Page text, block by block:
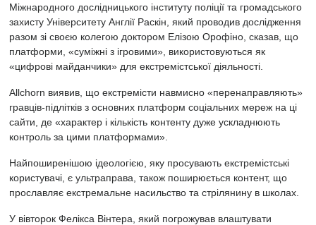
Міжнародного дослідницького інституту поліції та громадського
захисту Університету Англії Раскін, який проводив дослідження
разом зі своєю колегою доктором Елізою Орофіно, сказав, що
платформи, «суміжні з ігровими», використовуються як
«цифрові майданчики» для екстремістської діяльності.
Allchorn виявив, що екстремісти навмисно «перенаправляють»
гравців-підлітків з основних платформ соціальних мереж на ці
сайти, де «характер і кількість контенту дуже ускладнюють
контроль за цими платформами».
Найпоширенішою ідеологією, яку просувають екстремістські
користувачі, є ультраправа, також поширюється контент, що
прославляє екстремальне насильство та стрілянину в школах.
У вівторок Фелікса Вінтера, який погрожував влаштувати